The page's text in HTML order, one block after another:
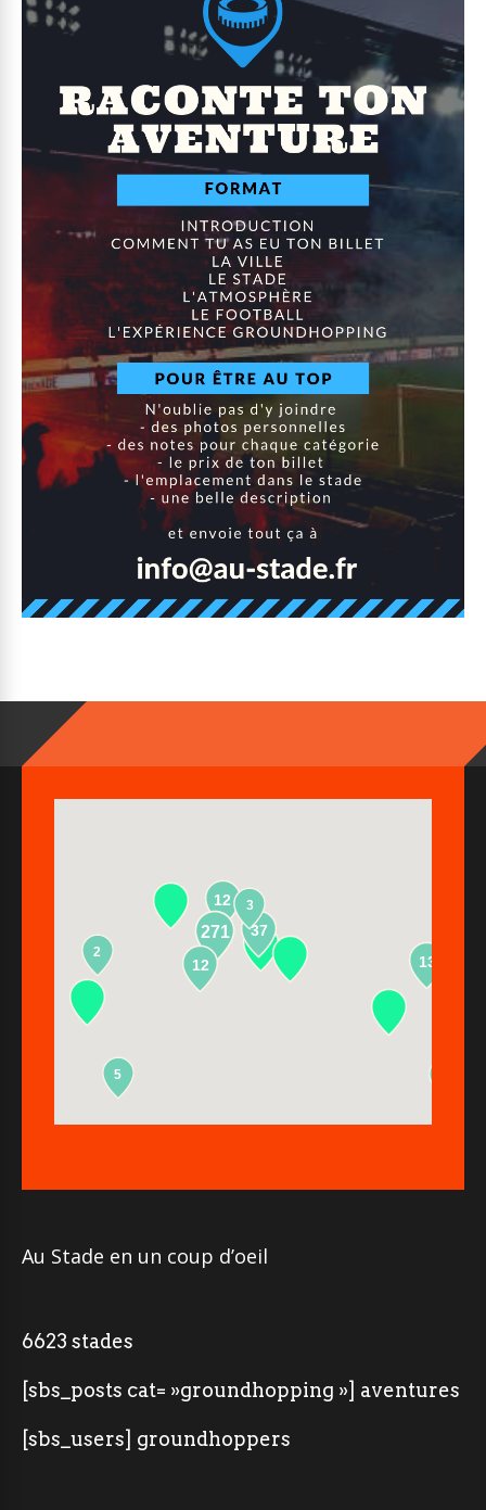
12
271
13
37
2
5
12
3
Au Stade en un coup d’oeil
6623 stades
[sbs_posts cat= »groundhopping »] aventures
[sbs_users] groundhoppers